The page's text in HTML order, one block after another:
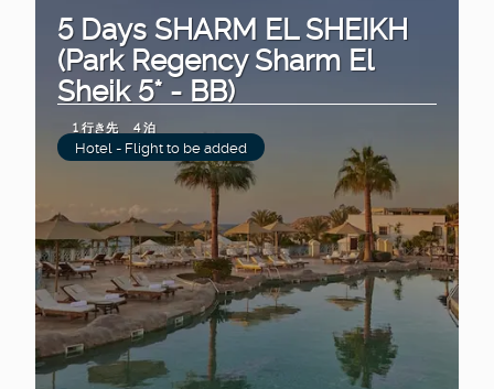
5 Days SHARM EL SHEIKH
(Park Regency Sharm El
Sheik 5* - BB)
1 行き先 4 泊
Hotel - Flight to be added